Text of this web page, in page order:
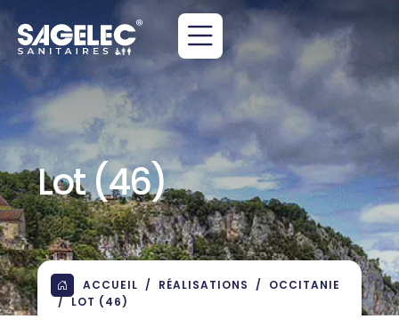
Lot (46)
ACCUEIL RÉALISATIONS
OCCITANIE
LOT (46)